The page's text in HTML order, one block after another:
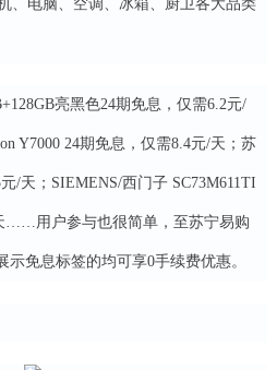
、电脑、空调、冰箱、厨卫各大品类
亮黑色24期免息，仅需6.2元/
Y7000 24期免息，仅需8.4元/天；苏
/天；SIEMENS/西门子 SC73M611TI
……用户参与也很简单，至苏宁易购
免息标签的均可享0手续费优惠。